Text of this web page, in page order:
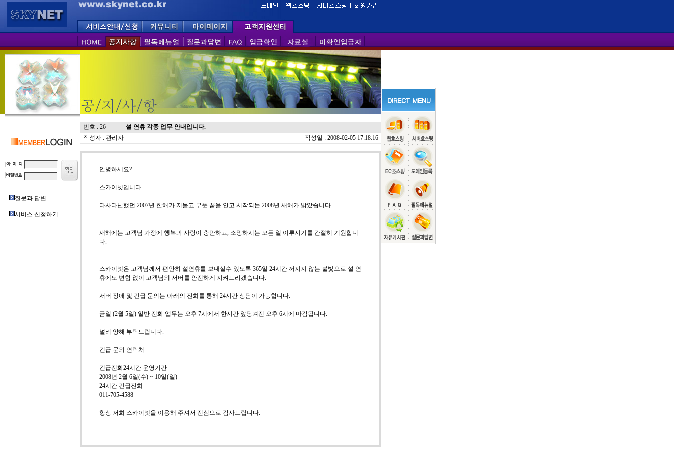
질문과 답변
서비스 신청하기
번호 : 26
설 연휴 각종 업무 안내입니다.
작성자 : 관리자
작성일 : 2008-02-05 17:18:16
안녕하세요?
스카이넷입니다.
다사다난했던 2007년 한해가 저물고 부푼 꿈을 안고 시작되는 2008년 새해가 밝았습니다.
새해에는 고객님 가정에 행복과 사랑이 충만하고, 소망하시는 모든 일 이루시기를 간절히 기원합니
다.
스카이넷은 고객님께서 편안히 설연휴를 보내실수 있도록 365일 24시간 꺼지지 않는 불빛으로 설 연
휴에도 변함 없이 고객님의 서버를 안전하게 지켜드리겠습니다.
서버 장애 및 긴급 문의는 아래의 전화를 통해 24시간 상담이 가능합니다.
금일 (2월 5일) 일반 전화 업무는 오후 7시에서 한시간 앞당겨진 오후 6시에 마감됩니다.
널리 양해 부탁드립니다.
긴급 문의 연락처
긴급전화24시간 운영기간
2008년 2월 6일(수) ~ 10일(일)
24시간 긴급전화
011-705-4588
항상 저희 스카이넷을 이용해 주셔서 진심으로 감사드립니다.